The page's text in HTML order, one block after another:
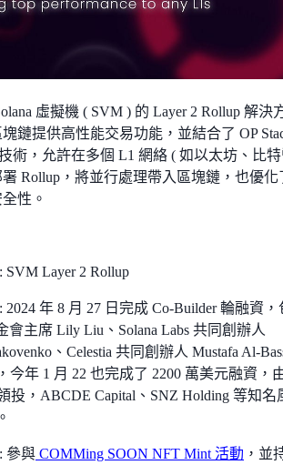
虛擬機 ( SVM ) 的 Layer 2 Rollup 解決
鏈提供高性能交易功能，並結合了 OP
術，允許在多個 L1 網絡 ( 如以太坊、比
署 Rollup，將並行處理帶入區塊鏈，也優化
性。
SVM Layer 2 Rollup
2024 年 8 月 27 日完成 Co-Builder 輪融資，
會主席 Lily Liu、Solana Labs 共同創辦人
、Celestia 共同創辦人 Mustafa Al-
今年 1 月 22 也完成了 2200 萬美元融資，
投，ABCDE Capital、SNZ Holding 等知名
參與 COMMing SOON NFT Mint 活動 ，並